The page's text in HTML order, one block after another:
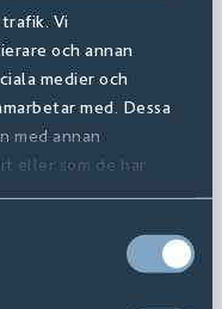
Vi
och annan
medier och
med. Dessa
med annan
eller som de har